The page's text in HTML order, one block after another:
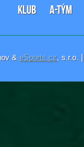
KLUB A-TÝM
& eSports.cz, s.r.o. |